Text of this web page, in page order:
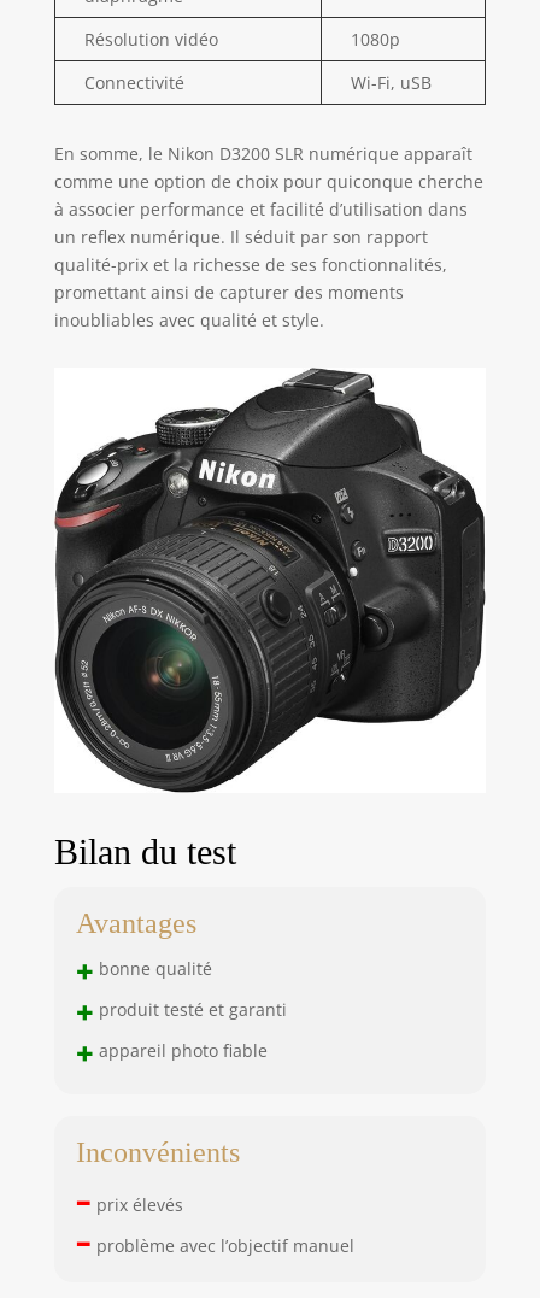
Résolution vidéo
1080p
Connectivité
Wi-Fi, uSB
En somme, le Nikon D3200 SLR numérique apparaît
comme une option de choix pour quiconque cherche
à associer performance et facilité d’utilisation dans
un reflex numérique. Il séduit par son rapport
qualité-prix et la richesse de ses fonctionnalités,
promettant ainsi de capturer des moments
inoubliables avec qualité et style.
Bilan du test
Avantages
+ bonne qualité
+ produit testé et garanti
+ appareil photo fiable
Inconvénients
– prix élevés
– problème avec l’objectif manuel